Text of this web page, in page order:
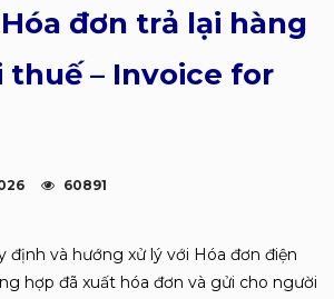
đơn trả lại hàng
thuế – Invoice for
60891
định và hướng xử lý với Hóa đơn điện
hợp đã xuất hóa đơn và gửi cho người